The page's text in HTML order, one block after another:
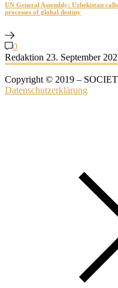
UN General Assembly: Uzbekistan
processes of global destiny
0
Redaktion 23. September
Copyright © 2019 –
Datenschutzerklärung